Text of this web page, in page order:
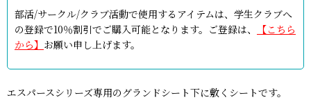
部活/サークル/クラブ活動で使用するアイテムは、学生クラブへ
の登録で10％割引でご購入可能となります。ご登録は、
【こちら
から】 お願い申し上げます。
エスパースシリーズ専用のグランドシート下に敷くシートです。